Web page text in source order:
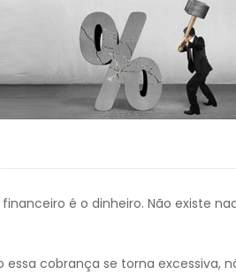
é o dinheiro. Não existe
cobrança se torna excessiva,